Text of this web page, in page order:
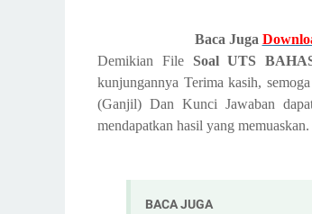
Baca Juga
Demikian FileSoal UTS
kunjungannya Terima kasih,
(Ganjil) Dan Kunci Jawaban
mendapatkan hasil yang memuaskan.
BACA JUGA